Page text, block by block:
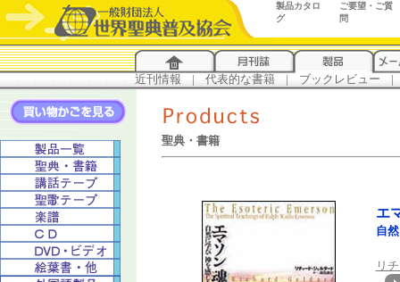
製品カタロ
グ
ご要望・ご質
問
近刊情報 | 代表的な書籍 | ブックレビュー |
聖典・書籍
エ
自
リ